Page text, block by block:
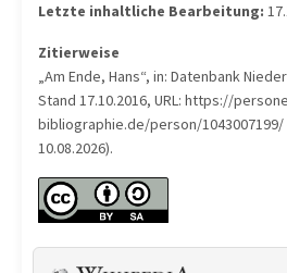
Letzte inhaltliche Bearbeitung:
Zitierweise
„Am Ende, Hans“, in: Datenbank
Stand 17.10.2016, URL: https://
bibliographie.de/person/
10.08.2026).